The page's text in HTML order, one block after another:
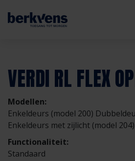
Deuren
Kozijnen
Hang- & sluitwerk
Eengezinswoning
Meergezinswoning
Utiliteitsgebouw
Aannemer
Architect
Projectontwikkelaar
Inbraakwerend
Brandwerend
Geluidwerend
mijndeur.nl
Webshop
Inspiratie
Blog
Organisatie
Duurzaamheid
VERDI RL FLEX
Modellen:
Enkeldeurs (model 200)
Enkeldeurs met zijlicht (model 204)
Functionaliteit:
Standaard